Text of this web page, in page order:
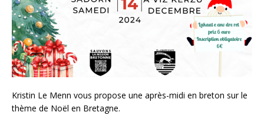
Kristin Le Menn vous propose une après-midi en breton sur le
thème de Noël en Bretagne.